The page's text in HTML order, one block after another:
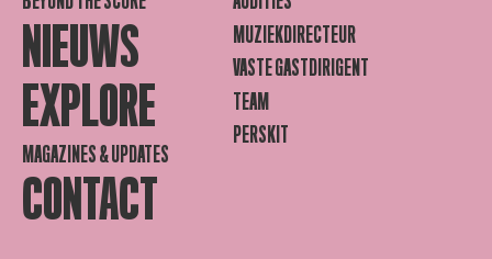
NIEUWS
EXPLORE
MAGAZINES & UPDATES
CONTACT
MUZIEKDIRECTEUR
VASTE GASTDIRIGENT
TEAM
PERSKIT